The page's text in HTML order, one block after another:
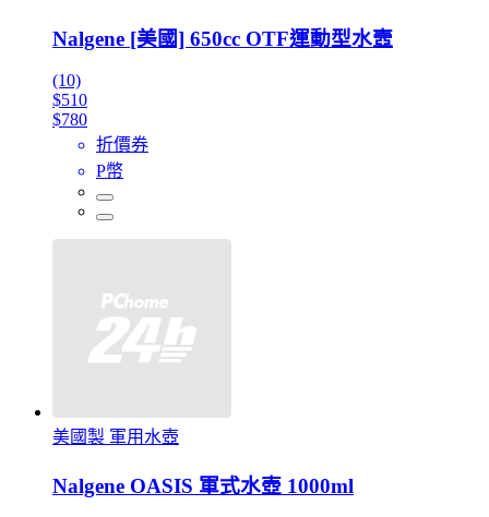
Nalgene [美國] 650cc OTF運動型水壼
(10)
$510
$780
折價券
P幣
美國製 軍用水壺
Nalgene OASIS 軍式水壺 1000ml